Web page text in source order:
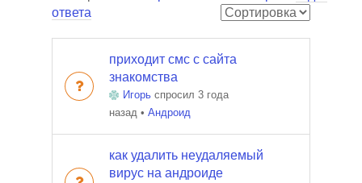
ответа
приходит смс с сайта
знакомства
Игорь спросил 3 года
назад • Андроид
как удалить неудаляемый
вирус на андроиде